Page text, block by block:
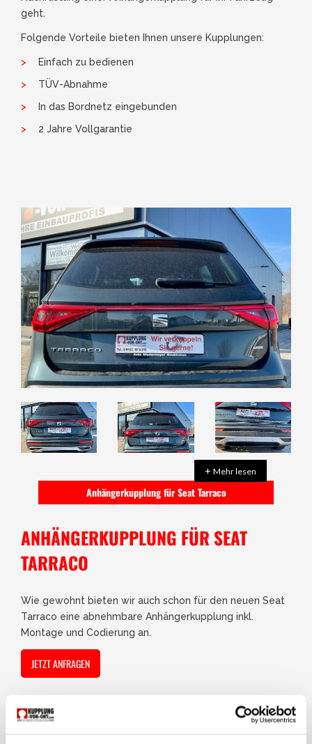
geht.
Folgende Vorteile bieten Ihnen unsere Kupplungen:
Einfach zu bedienen
TÜV-Abnahme
In das Bordnetz eingebunden
2 Jahre Vollgarantie
+ Mehr lesen
Anhängerkupplung für Seat Tarraco
ANHÄNGERKUPPLUNG FÜR SEAT
TARRACO
Wie gewohnt bieten wir auch schon für den neuen Seat
Tarraco eine abnehmbare Anhängerkupplung inkl.
Montage und Codierung an.
JETZT ANFRAGEN